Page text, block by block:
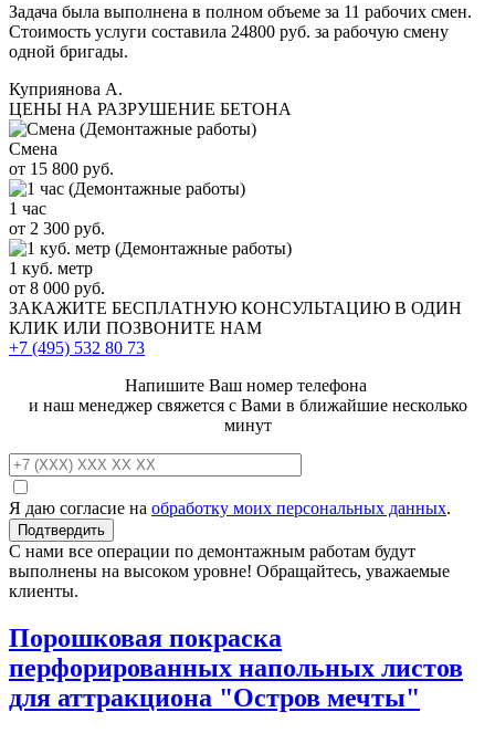
Задача была выполнена в полном объеме за 11 рабочих смен.
Стоимость услуги составила 24800 руб. за рабочую смену
одной бригады.
Куприянова А.
ЦЕНЫ НА РАЗРУШЕНИЕ БЕТОНА
Смена
от 15 800 руб.
1 час
от 2 300 руб.
1 куб. метр
от 8 000 руб.
ЗАКАЖИТЕ БЕСПЛАТНУЮ КОНСУЛЬТАЦИЮ В ОДИН
КЛИК ИЛИ ПОЗВОНИТЕ НАМ
+7 (495) 532 80 73
Напишите Ваш номер телефона
и наш менеджер свяжется с Вами в ближайшие несколько
минут
Я даю согласие на обработку моих персональных данных.
С нами все операции по демонтажным работам будут
выполнены на высоком уровне! Обращайтесь, уважаемые
клиенты.
Порошковая покраска
перфорированных напольных листов
для аттракциона "Остров мечты"